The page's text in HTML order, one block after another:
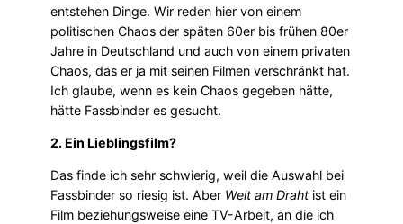
entstehen Dinge. Wir reden hier von einem
politischen Chaos der späten 60er bis frühen 80er
Jahre in Deutschland und auch von einem privaten
Chaos, das er ja mit seinen Filmen verschränkt hat.
Ich glaube, wenn es kein Chaos gegeben hätte,
hätte Fassbinder es gesucht.
2. Ein Lieblingsfilm?
Das finde ich sehr schwierig, weil die Auswahl bei
Fassbinder so riesig ist. Aber Welt am Draht ist ein
Film beziehungsweise eine TV-Arbeit, an die ich